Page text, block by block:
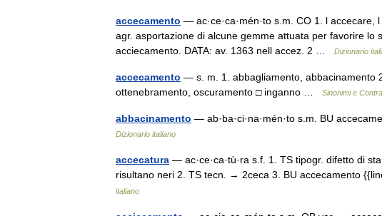
accecamento — ac·ce·ca·mén·to s.m. CO 1. l
agr. asportazione di alcune gemme attuata per favorire lo
acciecamento. DATA: av. 1363 nell accez. 2 …
Dizionario
accecamento — s. m. 1. abbagliamento, abbacinamento
ottenebramento, oscuramento □ inganno …
Sinonimi e
abbacinamento — ab·ba·ci·na·mén·to s.m. BU
Dizionario italiano
accecatura — ac·ce·ca·tù·ra s.f. 1. TS tipogr. difetto di
risultano neri 2. TS tecn. → 2ceca 3. BU accecamento
italiano